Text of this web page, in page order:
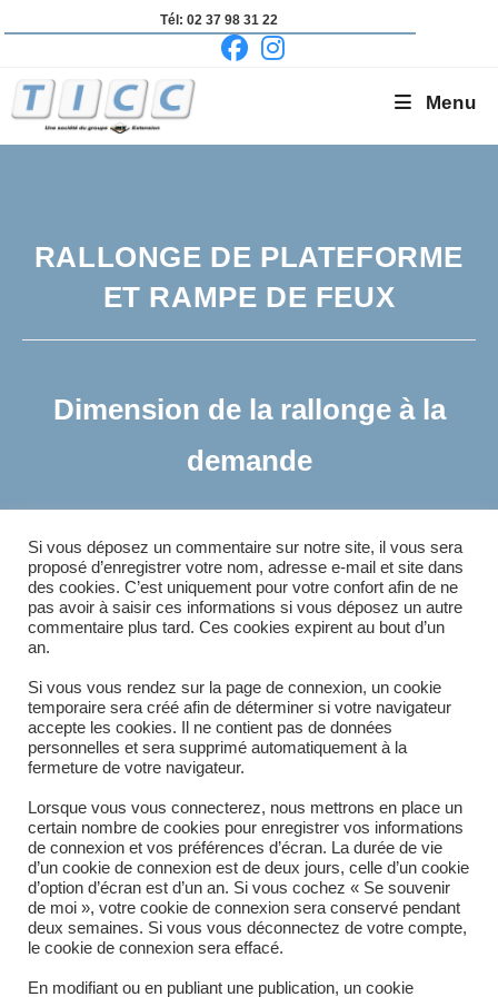
to
Tél: 02 37 98 31 22
Menu
RALLONGE DE PLATEFORME
ET RAMPE DE FEUX
Dimension de la rallonge à la
demande
ÉTIQUETTES : ELEVEURS, INDUSTRIE PARTICULIERS
READ
MORE
Article précédent
Article suivant
Plateforme autre modèle de pickup
Si vous déposez un commentaire sur notre site, il vous sera
proposé d’enregistrer votre nom, adresse e-mail et site dans
des cookies. C’est uniquement pour votre confort afin de ne
pas avoir à saisir ces informations si vous déposez un autre
commentaire plus tard. Ces cookies expirent au bout d’un
an.
Si vous vous rendez sur la page de connexion, un cookie
temporaire sera créé afin de déterminer si votre navigateur
accepte les cookies. Il ne contient pas de données
personnelles et sera supprimé automatiquement à la
fermeture de votre navigateur.
Lorsque vous vous connecterez, nous mettrons en place un
certain nombre de cookies pour enregistrer vos informations
de connexion et vos préférences d’écran. La durée de vie
d’un cookie de connexion est de deux jours, celle d’un cookie
d’option d’écran est d’un an. Si vous cochez « Se souvenir
de moi », votre cookie de connexion sera conservé pendant
deux semaines. Si vous vous déconnectez de votre compte,
le cookie de connexion sera effacé.
En modifiant ou en publiant une publication, un cookie